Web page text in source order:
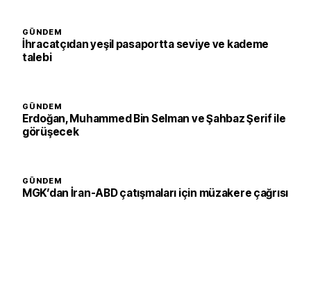
GÜNDEM
İhracatçıdan yeşil pasaportta seviye ve kademe
talebi
GÜNDEM
Erdoğan, Muhammed Bin Selman ve Şahbaz Şerif ile
görüşecek
GÜNDEM
MGK’dan İran-ABD çatışmaları için müzakere çağrısı